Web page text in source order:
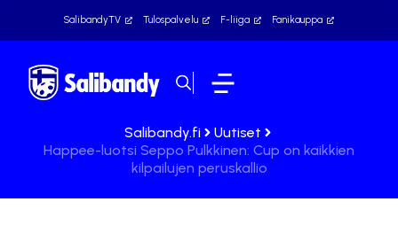
SalibandyTV Tulospalvelu F-liiga Fanikauppa
Salibandy.fi
Uutiset
Happee-luotsi Seppo Pulkkinen: Cup on kaikkien
kilpailujen peruskallio